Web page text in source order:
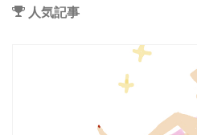
人気記事